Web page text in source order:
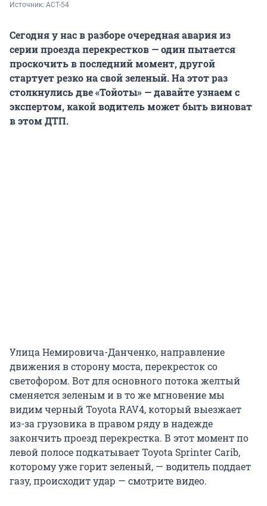
Источник: АСТ-54
Сегодня у нас в разборе очередная авария из
серии проезда перекрестков — один пытается
проскочить в последний момент, другой
стартует резко на свой зеленый. На этот раз
столкнулись две «Тойоты» — давайте узнаем с
экспертом, какой водитель может быть виноват
в этом ДТП.
Улица Немировича-Данченко, направление
движения в сторону моста, перекресток со
светофором. Вот для основного потока желтый
сменяется зеленым и в то же мгновение мы
видим черный Toyota RAV4, который выезжает
из-за грузовика в правом ряду в надежде
закончить проезд перекрестка. В этот момент по
левой полосе подкатывает Toyota Sprinter Carib,
которому уже горит зеленый, — водитель поддает
газу, происходит удар — смотрите видео.